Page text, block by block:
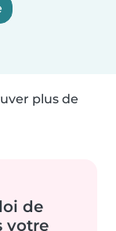
plus de
de
votre